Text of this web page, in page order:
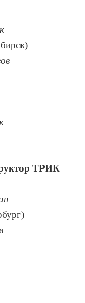
ТРИК